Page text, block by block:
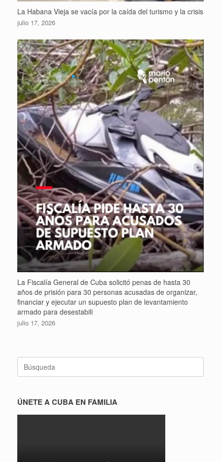
La Habana Vieja se vacía por la caída del turismo y la crisis
julio 17, 2026
La Fiscalía General de Cuba solicitó penas de hasta 30
años de prisión para 30 personas acusadas de organizar,
financiar y ejecutar un supuesto plan de levantamiento
armado para desestabili
julio 17, 2026
ÚNETE A CUBA EN FAMILIA